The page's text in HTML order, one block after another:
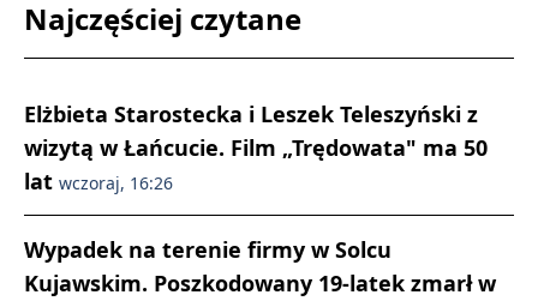
Najczęściej czytane
Elżbieta Starostecka i Leszek Teleszyński z
wizytą w Łańcucie. Film „Trędowata" ma 50
lat wczoraj, 16:26
Wypadek na terenie firmy w Solcu
Kujawskim. Poszkodowany 19-latek zmarł w